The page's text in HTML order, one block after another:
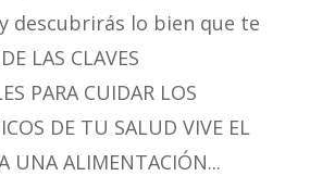
descubrirás lo bien que te
LAS CLAVES
PARA CUIDAR LOS
DE TU SALUD VIVE EL
UNA ALIMENTACIÓN...